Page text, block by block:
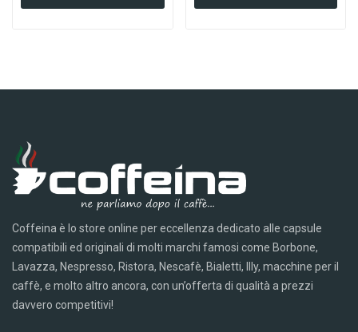
Coffeina è lo store online per eccellenza dedicato alle capsule
compatibili ed originali di molti marchi famosi come Borbone,
Lavazza, Nespresso, Ristora, Nescafè, Bialetti, Illy, macchine per il
caffè, e molto altro ancora, con un’offerta di qualità a prezzi
davvero competitivi!